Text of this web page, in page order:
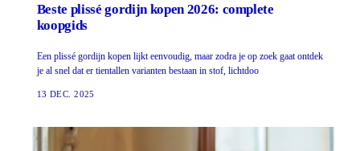
Beste plissé gordijn kopen 2026: complete
koopgids
Een plissé gordijn kopen lijkt eenvoudig, maar zodra je op zoek gaat ontdek
je al snel dat er tientallen varianten bestaan in stof, lichtdoo
13 DEC. 2025